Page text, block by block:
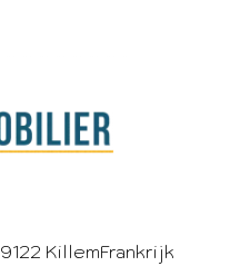
KillemFrankrijk